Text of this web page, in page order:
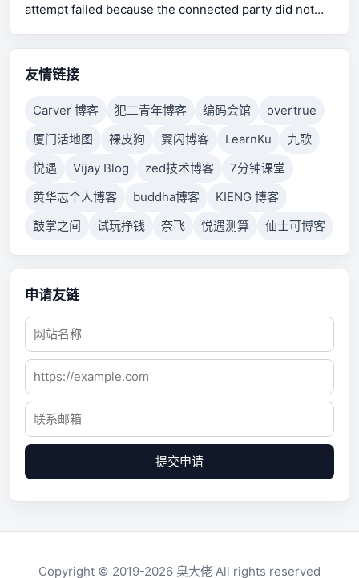
attempt failed because the connected party did not
connection failed because connected host has failed
to respond.
友情链接
Carver 博客 犯二青年博客 编码会馆
overtrue
厦门活地图
裸皮狗 翼闪博客 LearnKu
九歌
悦遇
Vijay Blog zed技术博客
7分钟课堂
黄华志个人博客
buddha博客
KIENG 博客
鼓掌之间
试玩挣钱 奈飞 悦遇测算 仙士可博客
申请友链
提交申请
Copyright © 2019-2026 臭大佬 All rights reserved